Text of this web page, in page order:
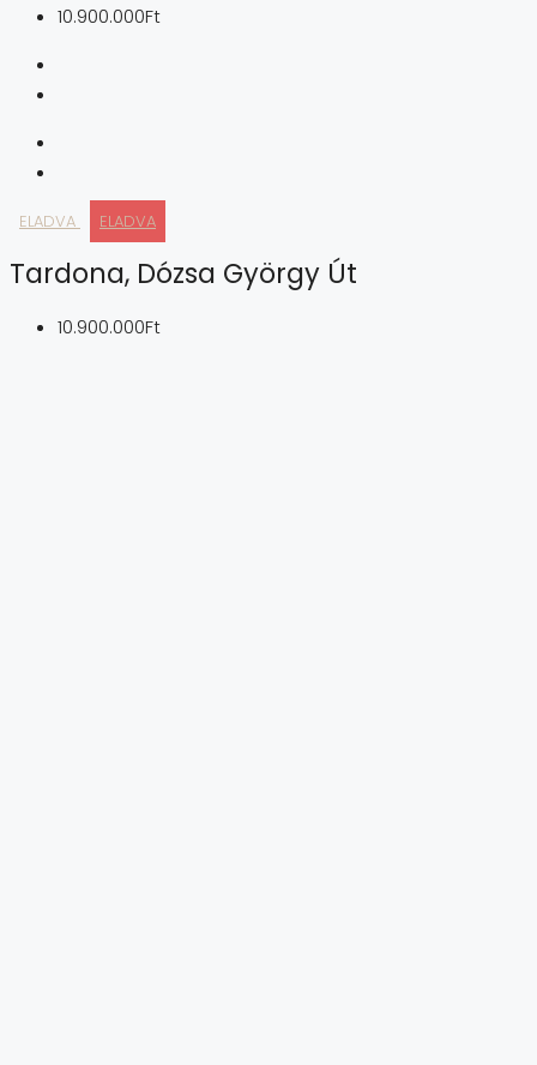
10.900.000Ft
ELADVA ELADVA
Tardona, Dózsa György Út
10.900.000Ft